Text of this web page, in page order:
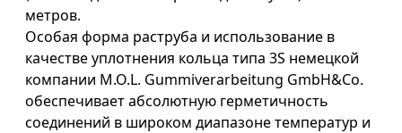
метров.
Особая форма раструба и использование в
качестве уплотнения кольца типа 3S немецкой
компании M.O.L. Gummiverarbeitung GmbH&Co.
обеспечивает абсолютную герметичность
соединений в широком диапазоне температур и